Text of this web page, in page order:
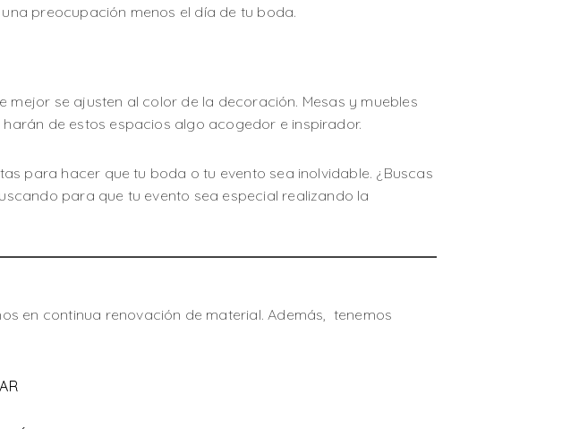
preocupación menos el día de tu boda.
mejor se ajusten al color de la decoración. Mesas y muebles
de estos espacios algo acogedor e inspirador.
para hacer que tu boda o tu evento sea inolvidable. ¿Buscas
para que tu evento sea especial realizando la
en continua renovación de material. Además, tenemos